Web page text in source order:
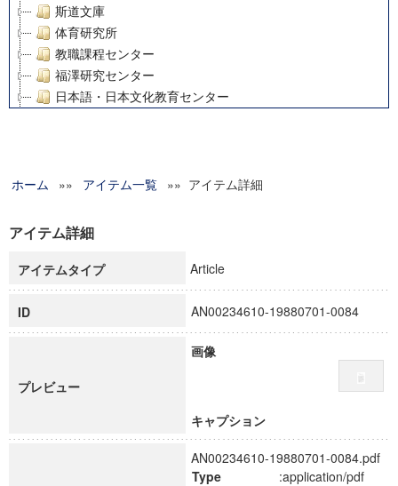
斯道文庫
体育研究所
教職課程センター
福澤研究センター
日本語・日本文化教育センター
グローバルリサーチインスティテュート
科学研究費補助金研究成果報告書
慶應義塾大学グローバルCOEプログラム市民社会ガバナンス
慶應義塾大学グローバルCOEプログラム論理と感性の先端的
博士課程教育リーディングプログラム「超成熟社会発展のサ
学術雑誌掲載論文等(8)
ホーム »» アイテム一覧 »» アイテム詳細
アイテム詳細
アイテムタイプ Article
ID AN00234610-19880701-0084
プレビュー
画像
キャプション
AN00234610-19880701-0084.pdf
Type
:application/pdf